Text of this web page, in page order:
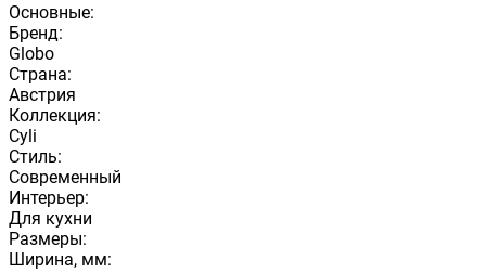
Основные:
Бренд:
Globo
Страна:
Австрия
Коллекция:
Cyli
Стиль:
Современный
Интерьер:
Для кухни
Размеры:
Ширина, мм: